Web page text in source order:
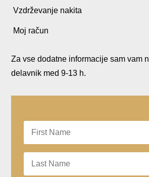
Vzdrževanje nakita
Moj račun
Za vse dodatne informacije sam vam
delavnik med 9-13 h.